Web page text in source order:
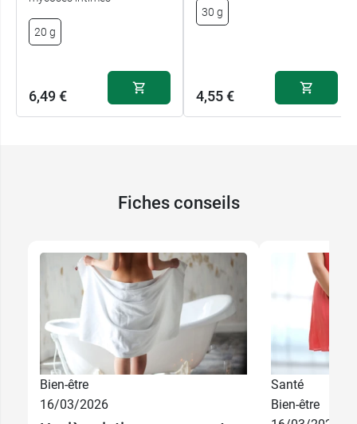
20 g
6,49 €
30 g
4,55 €
Fiches conseils
Bien-être
16/03/2026
Santé
Bien-être